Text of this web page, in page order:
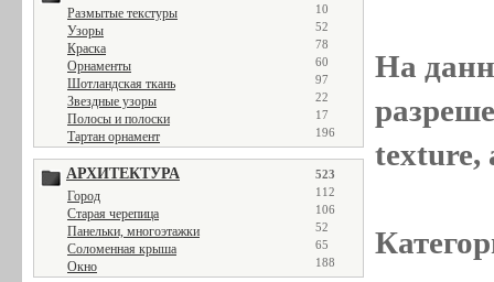
Размытые текстуры 10
Узоры 52
Краска 78
Орнаменты 60
Шотландская ткань 97
Звездные узоры 22
Полосы и полоски 17
Тартан орнамент 196
АРХИТЕКТУРА 523
Город 112
Старая черепица 106
Панельки, многоэтажки 52
Соломенная крыша 65
Окно 188
На
texture,